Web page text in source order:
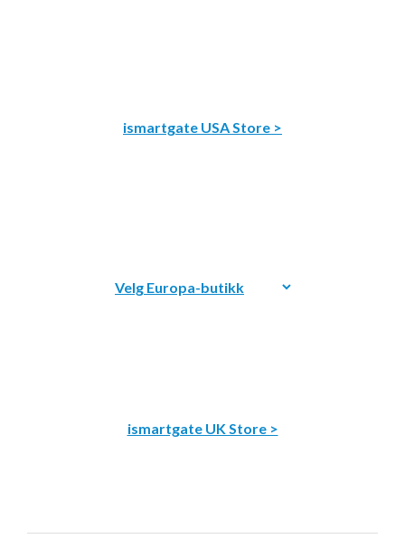
ismartgate USA Store >
ismartgate UK Store >